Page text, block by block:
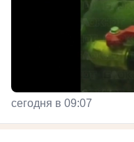
сегодня в 09:07